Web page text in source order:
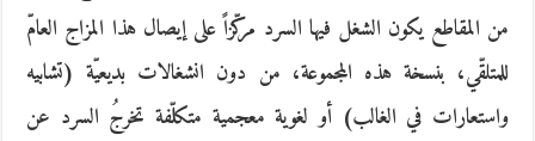
من المقاطع يكون الشغل فيها السرد مركّزاً على إيصال هذا المزاج العامّ
للمتلقّي، بنسخة هذه المجموعة، من دون انشغالات بديعيّة (تشابيه
واستعارات في الغالب) أو لغوية معجمية متكلّفة تخرجُ السرد عن